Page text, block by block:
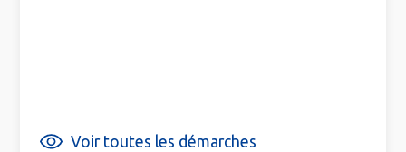
Voir toutes les démarches